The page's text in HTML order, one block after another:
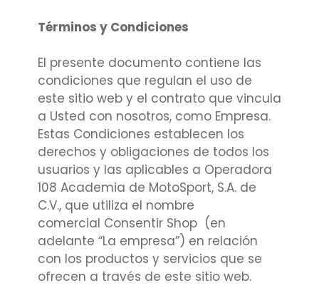
Términos y Condiciones
El presente documento contiene las
condiciones que regulan el uso de
este sitio web y el contrato que vincula
a Usted con nosotros, como Empresa.
Estas Condiciones establecen los
derechos y obligaciones de todos los
usuarios y las aplicables a Operadora
108 Academia de MotoSport, S.A. de
C.V., que utiliza el nombre
comercial Consentir Shop (en
adelante “La empresa”) en relación
con los productos y servicios que se
ofrecen a través de este sitio web.